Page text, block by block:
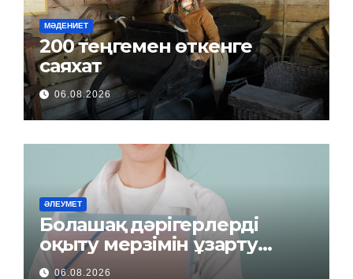
МӘДЕНИЕТ
200 теңгемен өткенге
саяхат
06.08.2026
ӘЛЕУМЕТ
Болашақ дәрігерлерді
оқыту мерзімін ұзарту
керек пе?
06.08.2026